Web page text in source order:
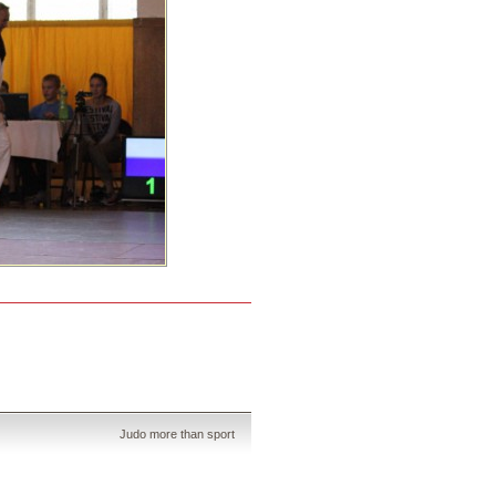
Judo more than sport